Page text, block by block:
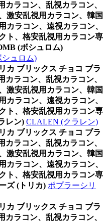
カラコン、乱視カラコン、
激安乱視用カラコン、韓国
カラコン、遠視カラコン、
ト、格安乱視用カラコン専
(ボシュロム)
ュロム)
カ ブリックス チョコ ブラ
カラコン、乱視カラコン、
激安乱視用カラコン、韓国
カラコン、遠視カラコン、
ト、格安乱視用カラコン専
レン) CLALEN (クラレン)
カ ブリックス チョコ ブラ
カラコン、乱視カラコン、
激安乱視用カラコン、韓国
カラコン、遠視カラコン、
ト、格安乱視用カラコン専
ズ (トリカ) ポプラーシリ
カ ブリックス チョコ ブラ
カラコン、乱視カラコン、